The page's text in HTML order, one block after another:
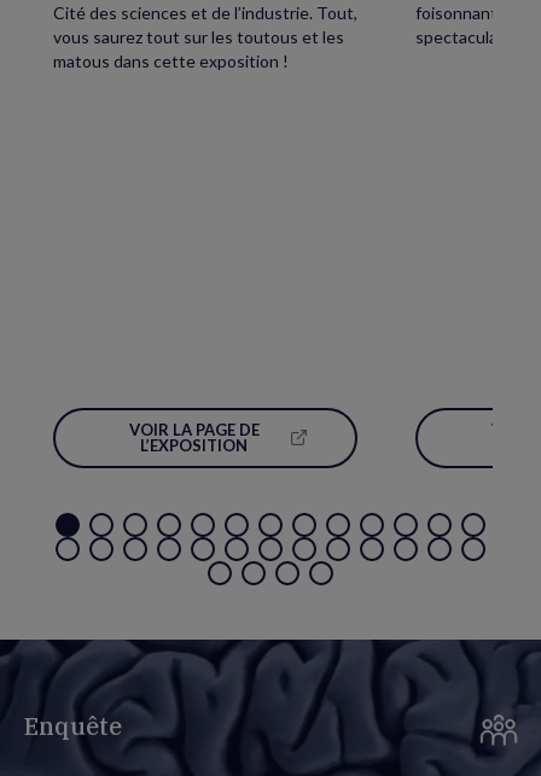
Cité des sciences et de l’industrie. Tout,
vous saurez tout sur les toutous et les
matous dans cette exposition !
VOIR LA PAGE DE
L’EXPOSITION(NOUVELLE
foisonnant
spectaculaire
VOIR
Enquête